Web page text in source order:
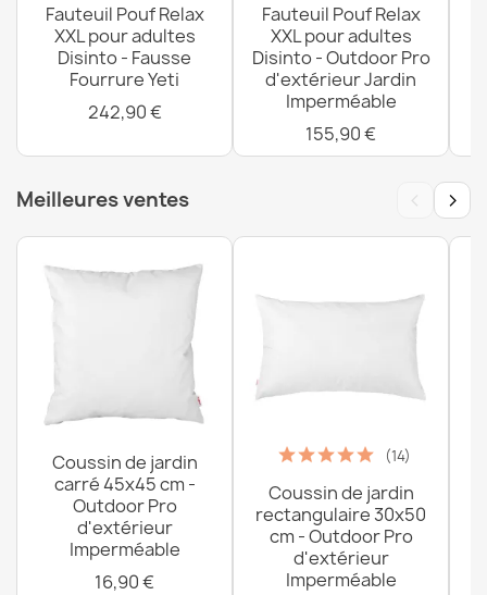
Fauteuil Pouf Relax
XXL pour adultes
Disinto - Fausse
Fourrure Yeti
242,90 €
Fauteuil Pouf Relax
XXL pour adultes
Disinto - Outdoor Pro
d'extérieur Jardin
Imperméable
155,90 €
Meilleures ventes ‹ ›
Coussin de jardin
carré 45x45 cm -
Outdoor Pro
d'extérieur
Imperméable
16,90 €
(14)
Coussin de jardin
rectangulaire 30x50
cm - Outdoor Pro
d'extérieur
Imperméable